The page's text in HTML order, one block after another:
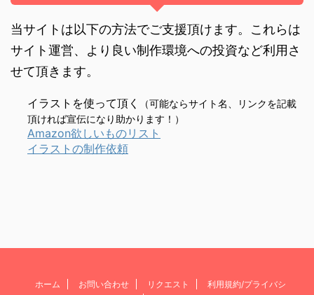
当サイトは以下の方法でご支援頂けます。これらは
サイト運営、より良い制作環境への投資など利用さ
せて頂きます。
イラストを使って頂く
（可能ならサイト名、リンクを記載
頂ければ宣伝になり助かります！）
Amazon欲しいものリスト
イラストの制作依頼
ホーム お問い合わせ リクエスト
利用規約/プライバシ